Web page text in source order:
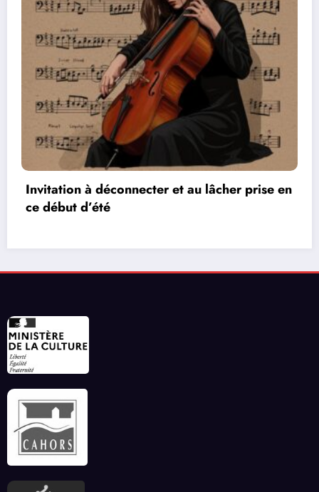
en
Les réseaux de communication entre
vidéos